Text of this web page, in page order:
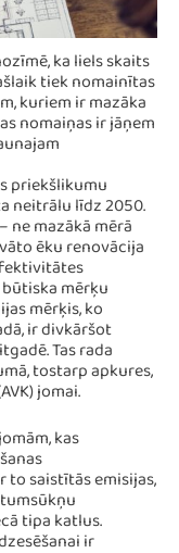
ka liels skaits
tiek nomainītas
kuriem ir mazāka
nomaiņas ir jāņem
priekšlikumu
neitrālu līdz 2050.
ne mazākā mērā
ēku renovācija
mērķu
mērķis, ko
ir divkāršot
Tas rada
tostarp apkures,
jomai.
kas
saistītās emisijas,
tipa katlus.